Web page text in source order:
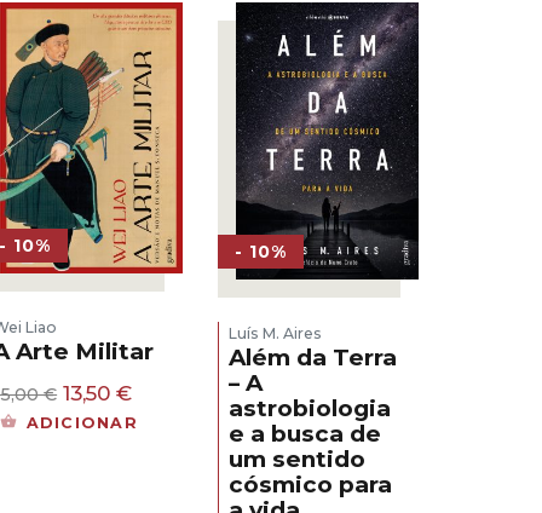
- 10%
Liao
Arte Militar
€ O
preço
13,50€O
preço
ADICIONAR
- 10%
Luís M. Aires
Além da Terra
– A
astrobiologia
e a busca de
um sentido
cósmico para